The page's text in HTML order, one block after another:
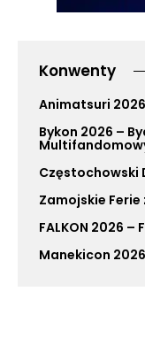
Konwenty
Animatsuri
Bykon 2026 –
Częstochowski
Zamojskie Ferie
FALKON 2026
Manekicon 2026